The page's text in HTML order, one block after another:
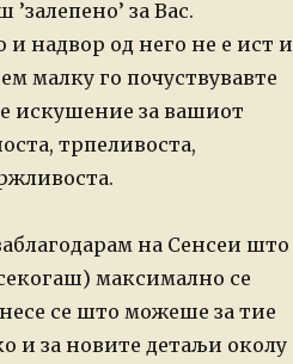
’залепено’ за Вас.
и надвор од него не е ист и
малку го почуствувавте
искушение за вашиот
трпеливоста,
на Сенсеи што
максимално се
се што можеше за тие
и за новите детаљи околу